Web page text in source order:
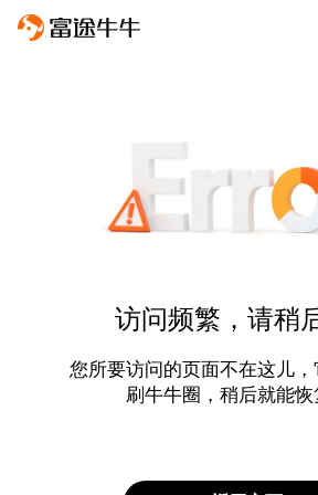
访问频繁，请稍
您所要访问的页面不在这儿
刷牛牛圈，稍后就能恢